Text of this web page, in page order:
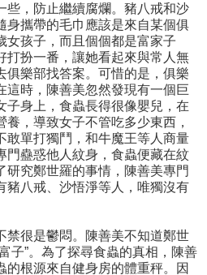
些，防止繼續腐爛。豬八戒和沙
身攜帶的毛巾應該是來自某個俱
女孩子，而且個個都是富家子
打扮一番，讓她看起來與常人無
俱樂部找答案。可惜的是，俱樂
這時，陳善美忽然發現有一個巨
子身上，食蟲長得很像嬰兒，在
，導致女子不管吃多少東西，
敢單打獨鬥，和牛魔王等人商量
門蠱惑他人紋身，食蟲便藏在紋
研究鄭世羅的事情，陳善美專門
豬八戒、沙悟淨等人，唯獨沒有
禁很是鬱悶。陳善美不知道鄭世
子”。為了探尋食蟲的真相，陳善
的根源來自健身房的體重秤。因